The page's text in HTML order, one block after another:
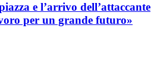
e l’arrivo dell’attaccante
per un grande futuro»